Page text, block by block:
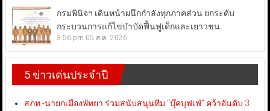
กรมพินิจฯ เดินหน้าผนึกกำลังทุกภาคส่วน ยกระดับ
กระบวนการแก้ไขบำบัดฟื้นฟูเด็กและเยาวชน
3:56 pm 05 ส.ค. 2026
5 ข่าวเด่นประจำปี
สภท.-นายกเมืองพัทยา ร่วมสนับสนุนทีม “บุ๊คบุฟเฟ่” คว้าอันดับ 3